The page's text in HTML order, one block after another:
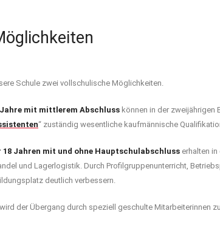
Schule zwei vollschulische Möglichkeiten.
Jahre mit mittlerem Abschluss können in der zweijährigen
“ zuständig wesentliche kaufmännische
18 Jahren mit und ohne Hauptschulabschluss erhalten in
und Lagerlogistik. Durch Profilgruppenunterricht,
deutlich verbessern.
der Übergang durch speziell geschulte Mitarbeiterinnen